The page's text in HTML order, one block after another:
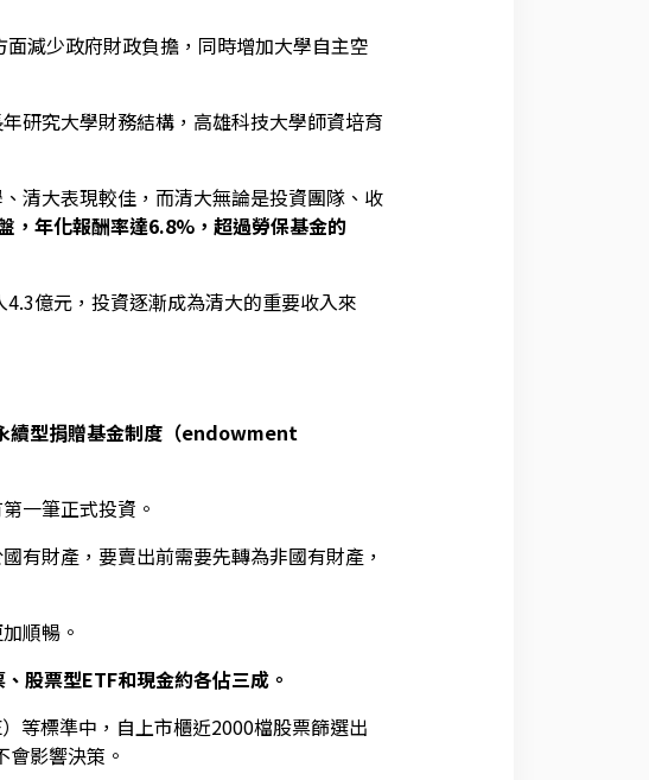
面減少政府財政負擔，同時增加大學自主空
研究大學財務結構，高雄科技大學師資培育
清大表現較佳，而清大無論是投資團隊、收
，年化報酬率達6.8%，超過勞保基金的
億元，投資逐漸成為清大的重要收入來
續型捐贈基金制度（endowment
一筆正式投資。
有財產，要賣出前需要先轉為非國有財產，
順暢。
股票型ETF和現金約各佔三成。
等標準中，自上市櫃近2000檔股票篩選出
影響決策。